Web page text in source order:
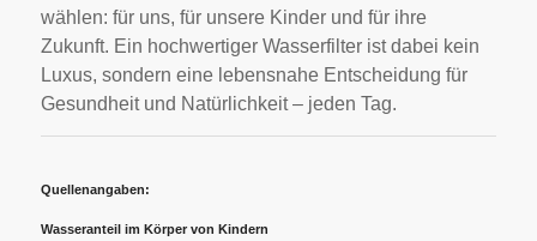
wählen: für uns, für unsere Kinder und für ihre
Zukunft. Ein hochwertiger Wasserfilter ist dabei kein
Luxus, sondern eine lebensnahe Entscheidung für
Gesundheit und Natürlichkeit – jeden Tag.
Quellenangaben:
Wasseranteil im Körper von Kindern